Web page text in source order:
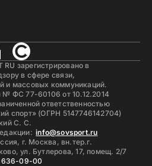
RU зарегистрировано в
в сфере связи,
и массовых коммуникаций.
№ ФС 77-60106 от 10.12.2014
ответственностью
спорт» (ОГРН 5147746142704)
С. С.
info@sovsport.ru
г. Москва, вн.тер.г.
ул. Бутлерова, 17, помещ. 2/7
636-09-00